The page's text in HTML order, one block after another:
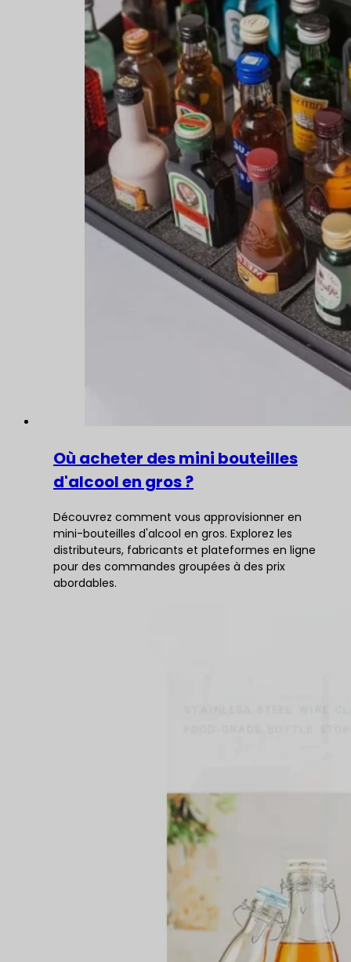
Où acheter des mini bouteilles
d'alcool en gros ?
Découvrez comment vous approvisionner en
mini-bouteilles d'alcool en gros. Explorez les
distributeurs, fabricants et plateformes en ligne
pour des commandes groupées à des prix
abordables.